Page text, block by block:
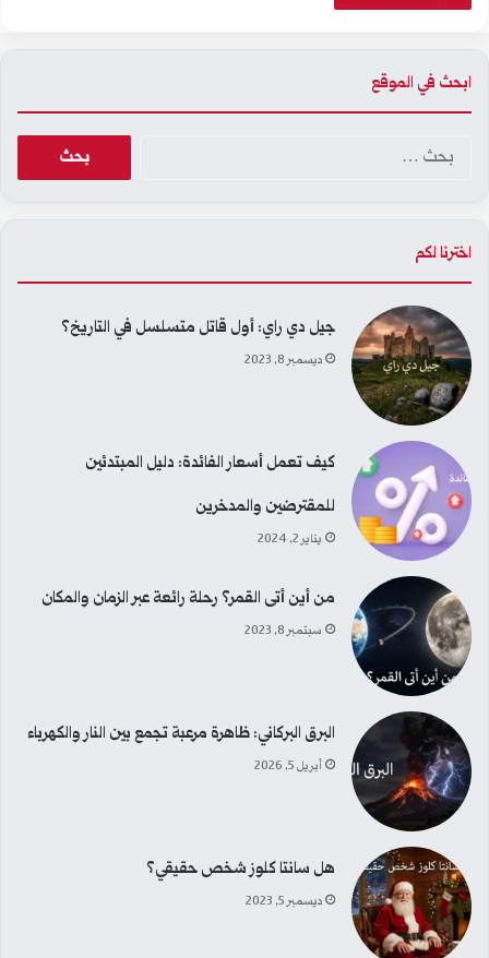
ابحث في الموقع
اخترنا لكم
جيل دي راي: أول قاتل متسلسل في التاريخ؟
ديسمبر 8, 2023
كيف تعمل أسعار الفائدة: دليل المبتدئين
للمقترضين والمدخرين
يناير 2, 2024
من أين أتى القمر؟ رحلة رائعة عبر الزمان والمكان
سبتمبر 8, 2023
البرق البركاني: ظاهرة مرعبة تجمع بين النار والكهرباء
أبريل 5, 2026
هل سانتا كلوز شخص حقيقي؟
ديسمبر 5, 2023